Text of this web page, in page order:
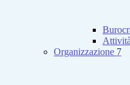
Organizzazione 7